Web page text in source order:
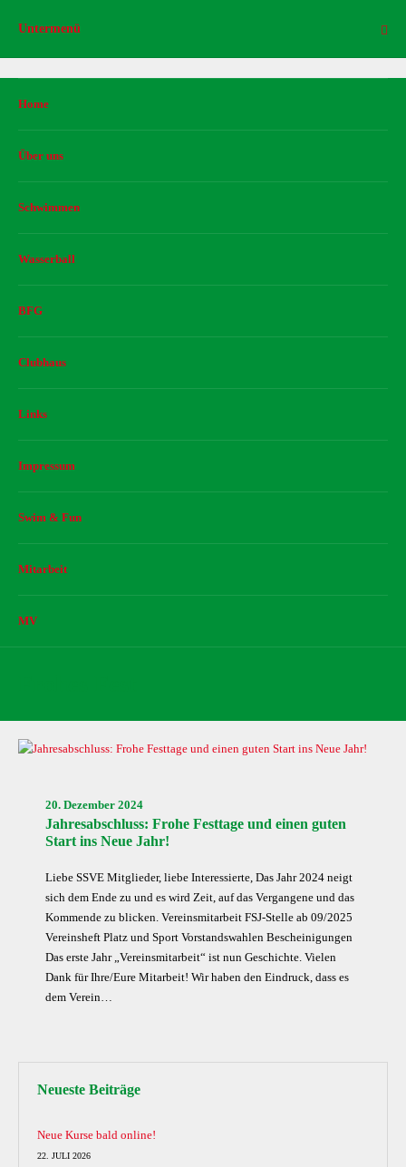
Untermenü
Home
Über uns
Schwimmen
Wasserball
BFG
Clubhaus
Links
Impressum
Swim & Fun
Mitarbeit
MV
20. Dezember 2024
Jahresabschluss: Frohe Festtage und einen guten
Start ins Neue Jahr!
Liebe SSVE Mitglieder, liebe Interessierte, Das Jahr 2024 neigt
sich dem Ende zu und es wird Zeit, auf das Vergangene und das
Kommende zu blicken. Vereinsmitarbeit FSJ-Stelle ab 09/2025
Vereinsheft Platz und Sport Vorstandswahlen Bescheinigungen
Das erste Jahr „Vereinsmitarbeit“ ist nun Geschichte. Vielen
Dank für Ihre/Eure Mitarbeit! Wir haben den Eindruck, dass es
dem Verein…
Neueste Beiträge
Neue Kurse bald online!
22. JULI 2026